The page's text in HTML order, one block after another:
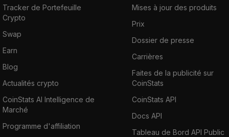
Tracker de Portefeuille
Crypto
Swap
Earn
Blog
Actualités crypto
CoinStats AI Intelligence de
Marché
Programme d'affiliation
Mises à jour des produits
Prix
Dossier de presse
Carrières
Faites de la publicité sur
CoinStats
CoinStats API
Docs API
Tableau de Bord API Public